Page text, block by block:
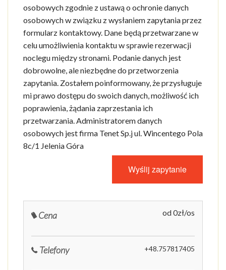
osobowych zgodnie z ustawą o ochronie danych
osobowych w związku z wysłaniem zapytania przez
formularz kontaktowy. Dane będą przetwarzane w
celu umożliwienia kontaktu w sprawie rezerwacji
noclegu między stronami. Podanie danych jest
dobrowolne, ale niezbędne do przetworzenia
zapytania. Zostałem poinformowany, że przysługuje
mi prawo dostępu do swoich danych, możliwość ich
poprawienia, żądania zaprzestania ich
przetwarzania. Administratorem danych
osobowych jest firma Tenet Sp.j ul. Wincentego Pola
8c/1 Jelenia Góra
Cena od 0zł/os
Telefony +48.757817405